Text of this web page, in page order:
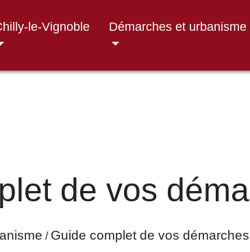
le-Vignoble Démarches et urbanisme
de vos
/ Guide complet de vos démarches